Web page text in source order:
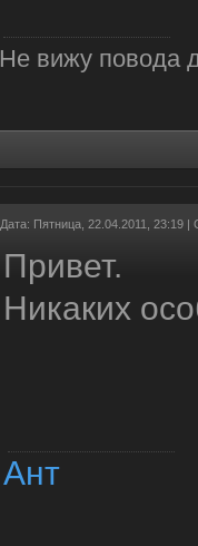
Не вижу повода
Дата: Пятница, 22.04.2011, 23:19
Привет.
Никаких
Ант